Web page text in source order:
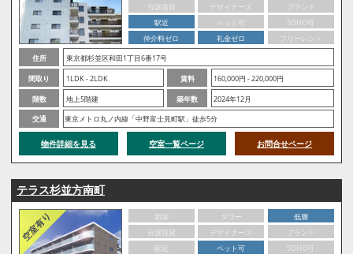
分譲賃貸
デザイナーズ
ブランド
駅近
ペット可
SOHO可
仲介料ゼロ
礼金ゼロ
フリーレント
住所
東京都杉並区和田1丁目6番17号
間取り
1LDK - 2LDK 賃料
160,000円 - 220,000円
階数
地上5階建 築年数
2024年12月
交通
東京メトロ丸ノ内線「中野富士見町駅」徒歩5分
物件詳細を見る 空室一覧ページ お問合せページ
テラス杉並方南町
新築 タワー
低層
分譲賃貸
デザイナーズ
ブランド
駅近
ペット可
SOHO可